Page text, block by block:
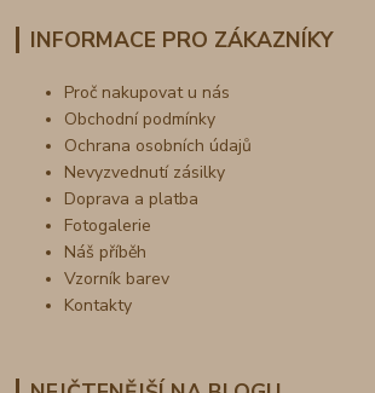
INFORMACE PRO ZÁKAZNÍKY
Proč nakupovat u nás
Obchodní podmínky
Ochrana osobních údajů
Nevyzvednutí zásilky
Doprava a platba
Fotogalerie
Náš příběh
Vzorník barev
Kontakty